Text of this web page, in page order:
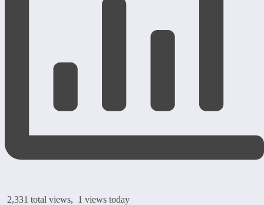
2,331 total views, 1 views today